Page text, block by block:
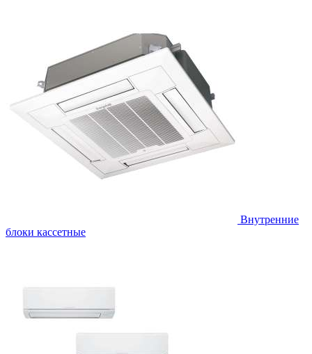
Внутренние
блоки кассетные